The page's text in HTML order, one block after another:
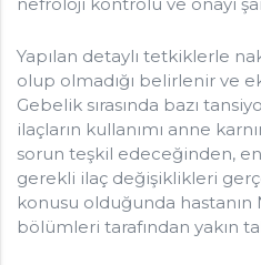
Yapılan detaylı tetkiklerle
olup olmadığı belirlenir ve
Gebelik sırasında bazı
ilaçların kullanımı anne
sorun teşkil edeceğinden,
gerekli ilaç değişiklikleri
konusu olduğunda
bölümleri tarafından yakın